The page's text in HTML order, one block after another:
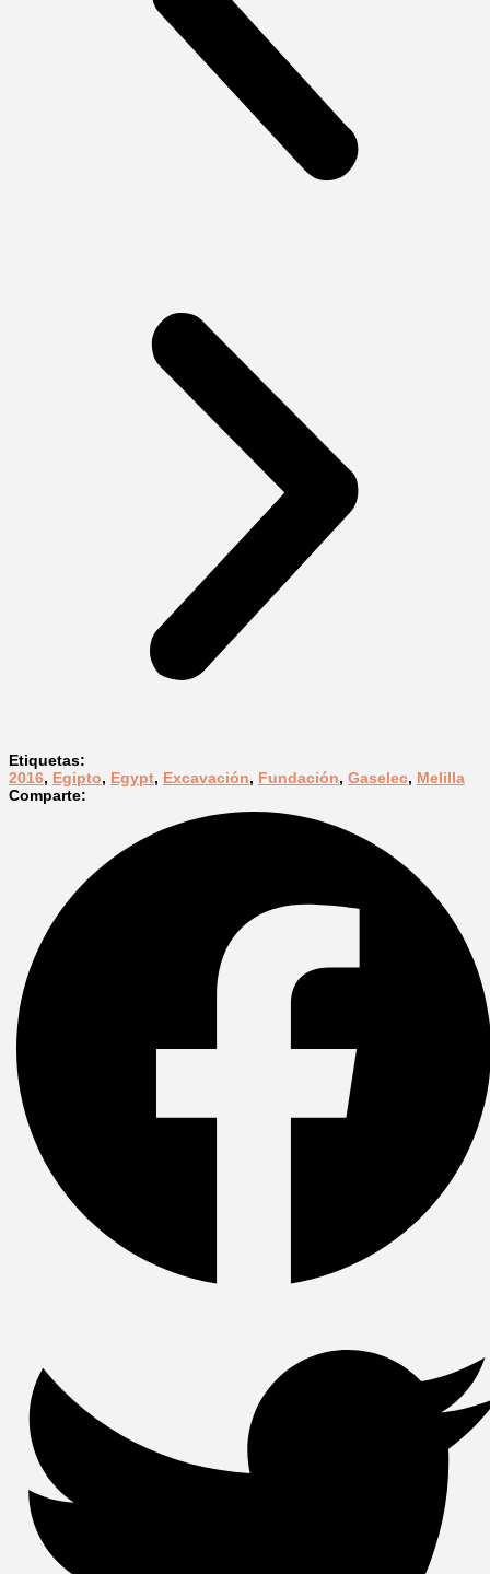
Etiquetas:
2016, Egipto, Egypt, Excavación, Fundación, Gaselec, Melilla
Comparte: